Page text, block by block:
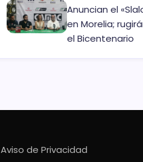
Anuncian el
en Morelia;
el Bicentenario
Aviso de Privacidad